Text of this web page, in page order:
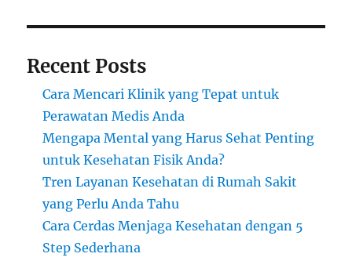
Recent Posts
Cara Mencari Klinik yang Tepat untuk
Perawatan Medis Anda
Mengapa Mental yang Harus Sehat Penting
untuk Kesehatan Fisik Anda?
Tren Layanan Kesehatan di Rumah Sakit
yang Perlu Anda Tahu
Cara Cerdas Menjaga Kesehatan dengan 5
Step Sederhana